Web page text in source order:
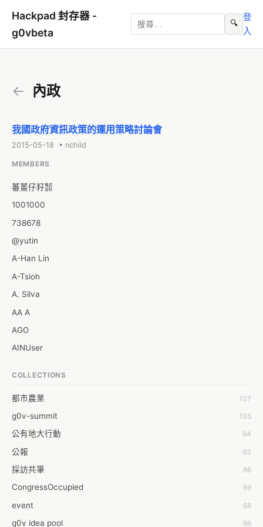
Hackpad 封存器 -
g0vbeta
🔍
登
入
← 內政
我國政府資訊政策的運用策略討論會
2015-05-18 • nchild
MEMBERS
蕃薑仔籽㍿
1001000
738678
@yutin
A-Han Lin
A-Tsioh
A. Silva
AA A
AGO
AINUser
Aaron Chen
Abby Chen
Abby Wu
Achernar Tseng
Acsa Lu
Ada Huang
Aeon Lin
COLLECTIONS
都市農業 107
g0v-summit 105
公有地大行動 94
公報 93
採訪共筆 86
CongressOccupied 69
event 68
g0v idea pool 66